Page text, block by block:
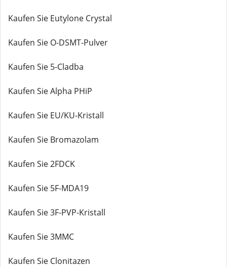
Kaufen Sie Eutylone Crystal
Kaufen Sie O-DSMT-Pulver
Kaufen Sie 5-Cladba
Kaufen Sie Alpha PHiP
Kaufen Sie EU/KU-Kristall
Kaufen Sie Bromazolam
Kaufen Sie 2FDCK
Kaufen Sie 5F-MDA19
Kaufen Sie 3F-PVP-Kristall
Kaufen Sie 3MMC
Kaufen Sie Clonitazen